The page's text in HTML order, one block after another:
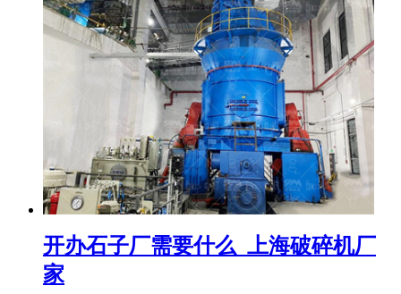
开办石子厂需要什么_上海破碎机厂
家